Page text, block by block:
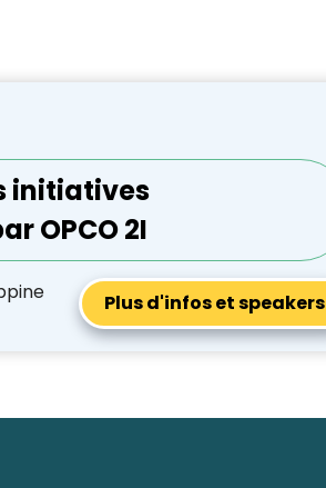
initiatives
OPCO 2I
Plus d'infos et speakers